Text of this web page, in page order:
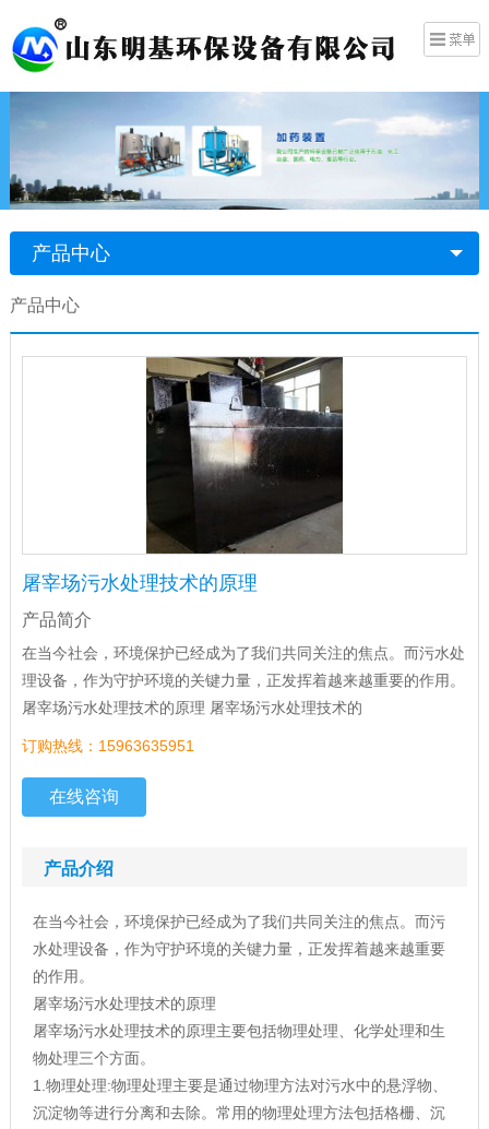
产品中心
产品中心
屠宰场污水处理技术的原理
产品简介
在当今社会，环境保护已经成为了我们共同关注的焦点。而污水处
理设备，作为守护环境的关键力量，正发挥着越来越重要的作用。
屠宰场污水处理技术的原理 屠宰场污水处理技术的
订购热线：15963635951
在线咨询
产品介绍
在当今社会，环境保护已经成为了我们共同关注的焦点。而污
水处理设备，作为守护环境的关键力量，正发挥着越来越重要
的作用。
屠宰场污水处理技术的原理
屠宰场污水处理技术的原理主要包括物理处理、化学处理和生
物处理三个方面。
1.物理处理:物理处理主要是通过物理方法对污水中的悬浮物、
沉淀物等进行分离和去除。常用的物理处理方法包括格栅、沉